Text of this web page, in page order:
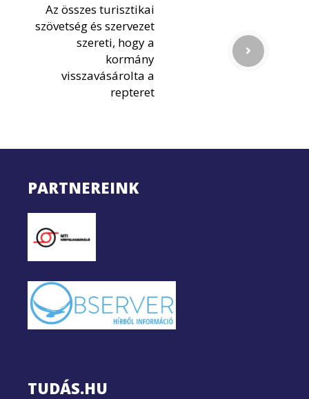
Az összes turisztikai
szövetség és szervezet
szereti, hogy a
kormány
visszavásárolta a
repteret
PARTNEREINK
TUDÁS.HU